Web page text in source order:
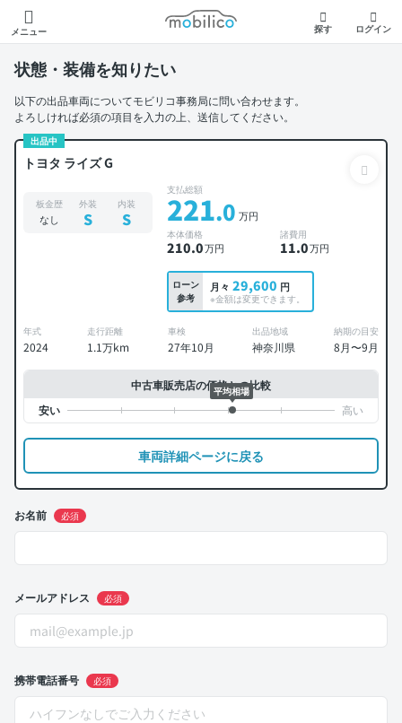
メニュー
モビリコ
探す ログイン
状態・装備を知りたい
以下の出品車両についてモビリコ事務局に問い合わせます。
よろしければ必須の項目を入力の上、送信してください。
出品中
トヨタ ライズ G
板金歴
なし
外装
S
内装
S
支払総額
221.0 万円
本体価格
210.0万円
諸費用
11.0万円
ローン
参考
月々 29,600 円
※金額は変更できます。
年式
2024
走行距離
1.1万km
車検
27年10月
出品地域
神奈川県
納期の目安
8月〜9月
中古車販売店の価格との比較
平均相場
車両詳細ページに戻る
お名前 必須
メールアドレス 必須
携帯電話番号 必須